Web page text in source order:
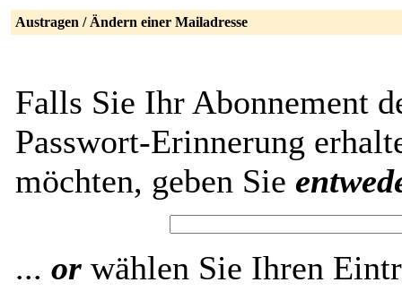
Austragen / Ändern einer Mailadresse
Falls Sie Ihr Abonnement
Passwort-Erinnerung
möchten, geben Sie
... or wählen Sie Ihren